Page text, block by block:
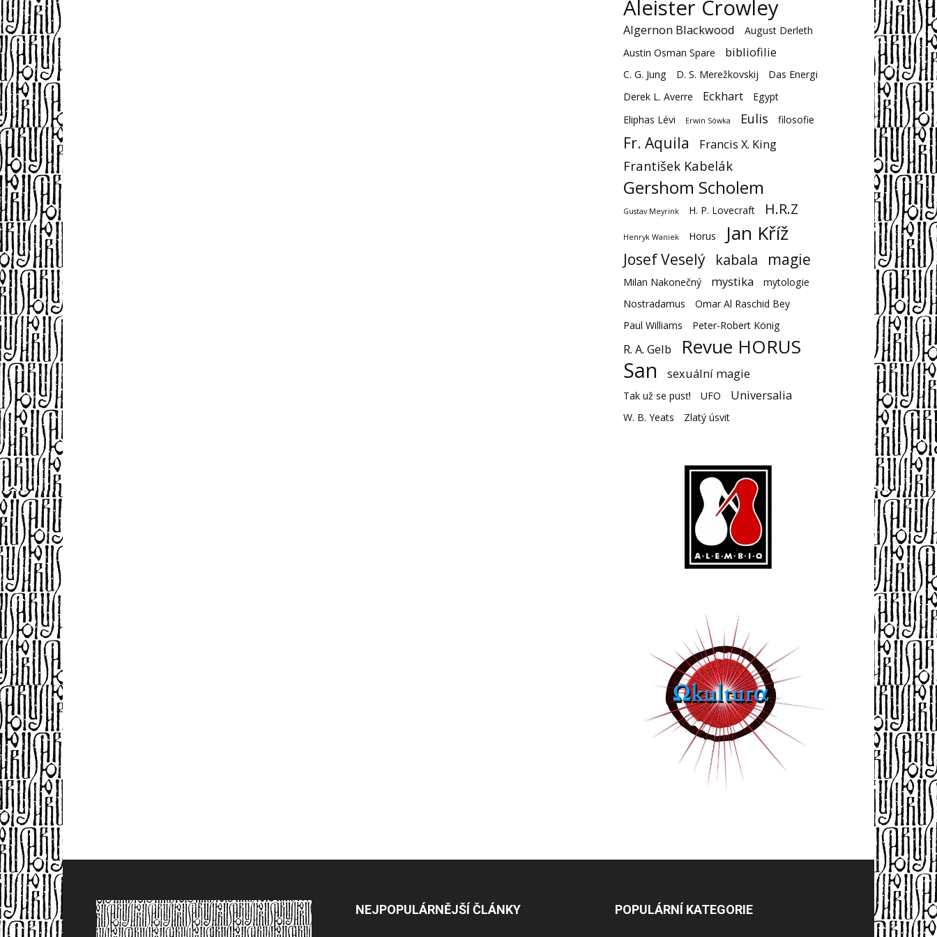
Aleister Crowley
Algernon Blackwood
August Derleth
Austin Osman Spare
bibliofilie
C. G. Jung D. S. Merežkovskij
Das Energi
Derek L. Averre
Eckhart
Egypt
Eliphas Lévi
Erwin Sówka Eulis filosofie
Fr. Aquila Francis X. King
František Kabelák
Gershom Scholem
Gustav Meyrink H. P. Lovecraft H.R.Z
Henryk Waniek Horus Jan Kříž
Josef Veselý kabala magie
Milan Nakonečný mystika
mytologie
Nostradamus
Omar Al Raschid Bey
Paul Williams
Peter-Robert König
R. A. Gelb Revue HORUS
San sexuální magie
Tak už se pusť! UFO Universalia
W. B. Yeats Zlatý úsvit
NEJPOPULÁRNĚJŠÍ ČLÁNKY POPULÁRNÍ KATEGORIE